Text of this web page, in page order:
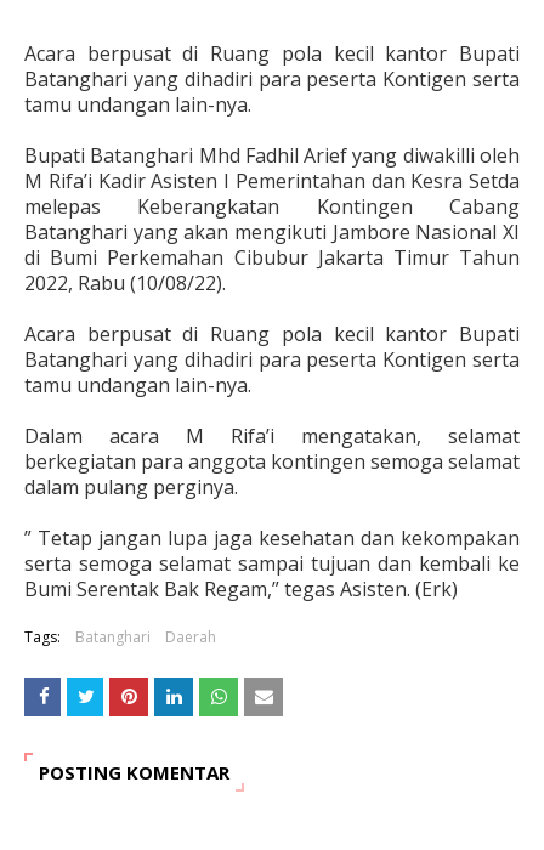
Acara berpusat di Ruang pola kecil kantor Bupati
Batanghari yang dihadiri para peserta Kontigen serta
tamu undangan lain-nya.
Bupati Batanghari Mhd Fadhil Arief yang diwakilli oleh
M Rifa’i Kadir Asisten I Pemerintahan dan Kesra Setda
melepas Keberangkatan Kontingen Cabang
Batanghari yang akan mengikuti Jambore Nasional XI
di Bumi Perkemahan Cibubur Jakarta Timur Tahun
2022, Rabu (10/08/22).
Acara berpusat di Ruang pola kecil kantor Bupati
Batanghari yang dihadiri para peserta Kontigen serta
tamu undangan lain-nya.
Dalam acara M Rifa’i mengatakan, selamat
berkegiatan para anggota kontingen semoga selamat
dalam pulang perginya.
” Tetap jangan lupa jaga kesehatan dan kekompakan
serta semoga selamat sampai tujuan dan kembali ke
Bumi Serentak Bak Regam,” tegas Asisten. (Erk)
Tags: Batanghari Daerah
POSTING KOMENTAR